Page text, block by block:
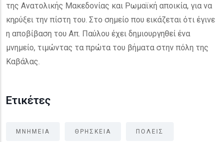
της Ανατολικής Μακεδονίας και Ρωμαϊκή αποικία, για να
κηρύξει την πίστη του. Στο σημείο που εικάζεται ότι έγινε
η αποβίβαση του Απ. Παύλου έχει δημιουργηθεί ένα
μνημείο, τιμώντας τα πρώτα του βήματα στην πόλη της
Καβάλας.
Ετικέτες
ΜΝΗΜΕΙΑ ΘΡΗΣΚΕΙΑ ΠΟΛΕΙΣ